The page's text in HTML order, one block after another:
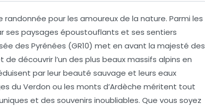
randonnée pour les amoureux de la nature. Parmi les
ses paysages époustouflants et ses sentiers
des Pyrénées (GR10) met en avant la majesté des
de découvrir l’un des plus beaux massifs alpins en
par leur beauté sauvage et leurs eaux
du Verdon ou les monts d’Ardèche méritent tout
et des souvenirs inoubliables. Que vous soyez